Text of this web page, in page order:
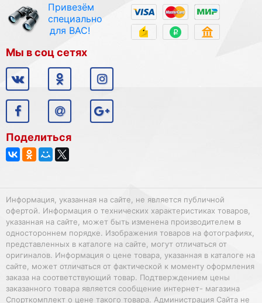
Привезём
специально
для ВАС!
Мы в соц сетях
Поделиться
Информация, указанная на сайте, не является публичной
офертой. Информация о технических характеристиках товаров,
указанная на сайте, может быть изменена производителем в
одностороннем порядке. Изображения товаров на фотографиях,
представленных в каталоге на сайте, могут отличаться от
оригиналов. Информация о цене товара, указанная в каталоге на
сайте, может отличаться от фактической к моменту оформления
заказа на соответствующий товар. Подтверждением цены
заказанного товара является сообщение интернет- магазина
Спорткомплект о цене такого товара. Администрация Сайта не